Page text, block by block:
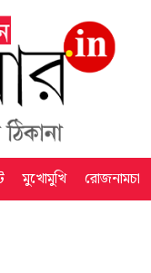
মুখোমুখি রোজনামচা